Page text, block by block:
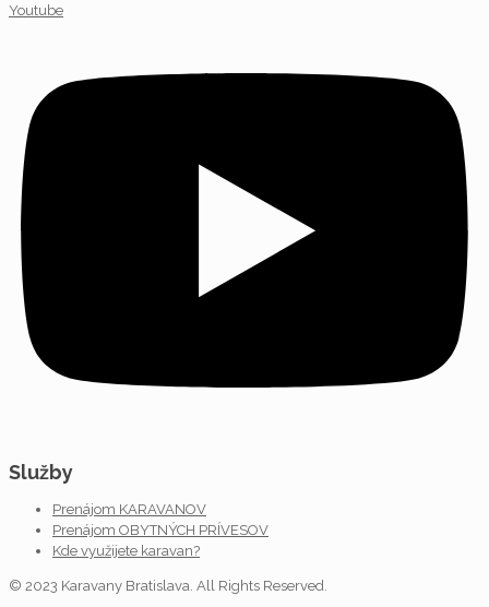
Youtube
Služby
Prenájom KARAVANOV
Prenájom OBYTNÝCH PRÍVESOV
Kde využijete karavan?
© 2023 Karavany Bratislava. All Rights Reserved.